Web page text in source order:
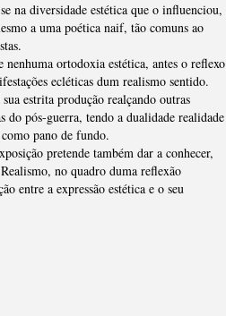
na diversidade estética que o influenciou,
a uma poética naif, tão comuns ao
ortodoxia estética, antes o reflexo
ecléticas dum realismo sentido.
estrita produção realçando outras
do pós-guerra, tendo a dualidade realidade
pano de fundo.
pretende também dar a conhecer,
no quadro duma reflexão
entre a expressão estética e o seu